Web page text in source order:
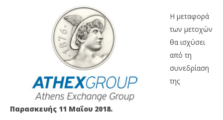
Η μεταφορά
των μετοχών
θα ισχύσει
από τη
συνεδρίαση
της
Παρασκευής 11 Μαΐου 2018.